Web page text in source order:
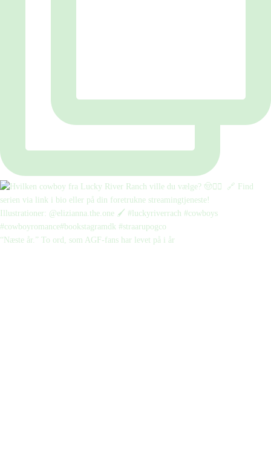
“Næste år.” To ord, som AGF-fans har levet på i år